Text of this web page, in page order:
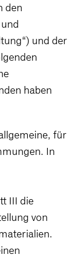
den
und der
haben
für
In
III die
von